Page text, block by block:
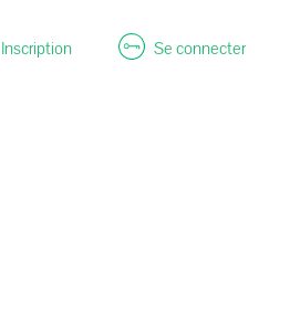
Inscription Se connecter